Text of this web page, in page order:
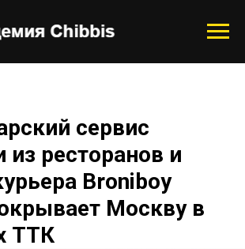
сервис
из ресторанов и
Broniboy
Москву в
ТТК